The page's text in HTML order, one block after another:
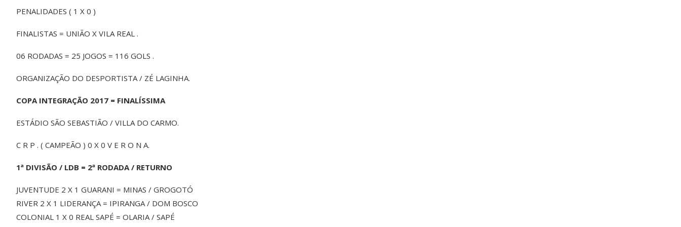
PENALIDADES ( 1 X 0 )
FINALISTAS = UNIÃO X VILA REAL .
06 RODADAS = 25 JOGOS = 116 GOLS .
ORGANIZAÇÃO DO DESPORTISTA / ZÉ LAGINHA.
COPA INTEGRAÇÃO 2017 = FINALÍSSIMA
ESTÁDIO SÃO SEBASTIÃO / VILLA DO CARMO.
C R P . ( CAMPEÃO ) 0 X 0 V E R O N A.
1ª DIVISÃO / LDB = 2ª RODADA / RETURNO
JUVENTUDE 2 X 1 GUARANI = MINAS / GROGOTÓ
RIVER 2 X 1 LIDERANÇA = IPIRANGA / DOM BOSCO
COLONIAL 1 X 0 REAL SAPÉ = OLARIA / SAPÉ